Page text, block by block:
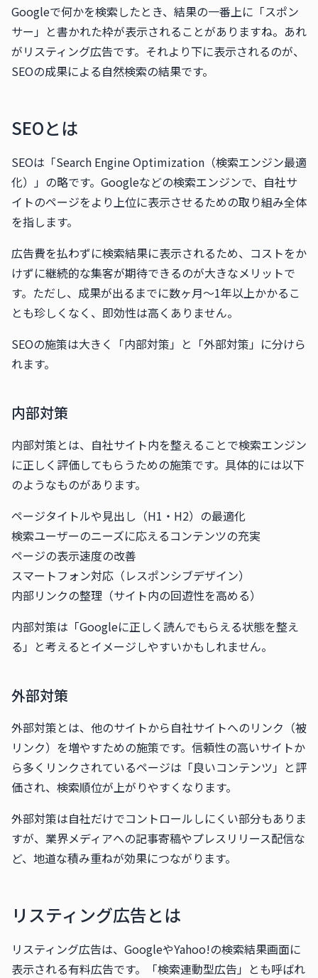
Googleで何かを検索したとき、結果の一番上に「スポン
サー」と書かれた枠が表示されることがありますね。あれ
がリスティング広告です。それより下に表示されるのが、
SEOの成果による自然検索の結果です。
SEOとは
SEOは「Search Engine Optimization（検索エンジン最適
化）」の略です。Googleなどの検索エンジンで、自社サ
イトのページをより上位に表示させるための取り組み全体
を指します。
広告費を払わずに検索結果に表示されるため、コストをか
けずに継続的な集客が期待できるのが大きなメリットで
す。ただし、成果が出るまでに数ヶ月〜1年以上かかるこ
とも珍しくなく、即効性は高くありません。
SEOの施策は大きく「内部対策」と「外部対策」に分けら
れます。
内部対策
内部対策とは、自社サイト内を整えることで検索エンジン
に正しく評価してもらうための施策です。具体的には以下
のようなものがあります。
ページタイトルや見出し（H1・H2）の最適化
検索ユーザーのニーズに応えるコンテンツの充実
ページの表示速度の改善
スマートフォン対応（レスポンシブデザイン）
内部リンクの整理（サイト内の回遊性を高める）
内部対策は「Googleに正しく読んでもらえる状態を整え
る」と考えるとイメージしやすいかもしれません。
外部対策
外部対策とは、他のサイトから自社サイトへのリンク（被
リンク）を増やすための施策です。信頼性の高いサイトか
ら多くリンクされているページは「良いコンテンツ」と評
価され、検索順位が上がりやすくなります。
外部対策は自社だけでコントロールしにくい部分もありま
すが、業界メディアへの記事寄稿やプレスリリース配信な
ど、地道な積み重ねが効果につながります。
リスティング広告とは
リスティング広告は、GoogleやYahoo!の検索結果画面に
表示される有料広告です。「検索連動型広告」とも呼ばれ